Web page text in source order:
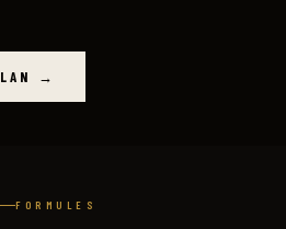
→
FORMULES